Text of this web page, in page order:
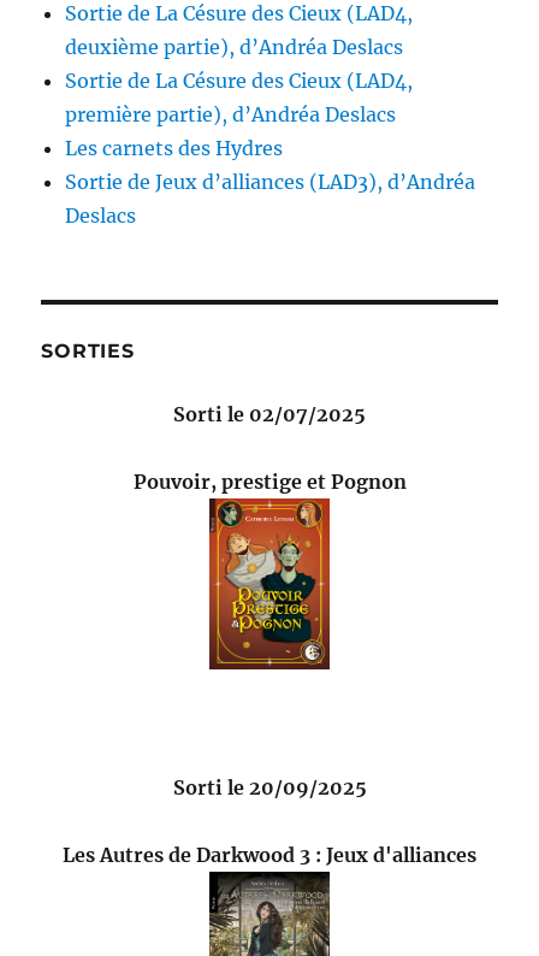
Sortie de La Césure des Cieux (LAD4,
deuxième partie), d’Andréa Deslacs
Sortie de La Césure des Cieux (LAD4,
première partie), d’Andréa Deslacs
Les carnets des Hydres
Sortie de Jeux d’alliances (LAD3), d’Andréa
Deslacs
SORTIES
Sorti le 02/07/2025
Pouvoir, prestige et Pognon
Sorti le 20/09/2025
Les Autres de Darkwood 3 : Jeux d'alliances